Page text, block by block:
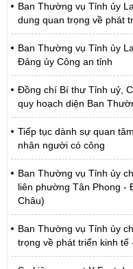
Ban Thường vụ Tỉnh ủy
dung quan trọng về phát
Ban Thường vụ Tỉnh ủy
Đảng ủy Công an tỉnh
Đồng chí Bí thư Tỉnh uỷ,
quy hoạch diện Ban
Tiếp tục dành sự quan
nhân người có công
Ban Thường vụ Tỉnh ủy
liên phường Tân Phong -
Châu)
Ban Thường vụ Tỉnh ủy
trọng về phát triển kinh tế